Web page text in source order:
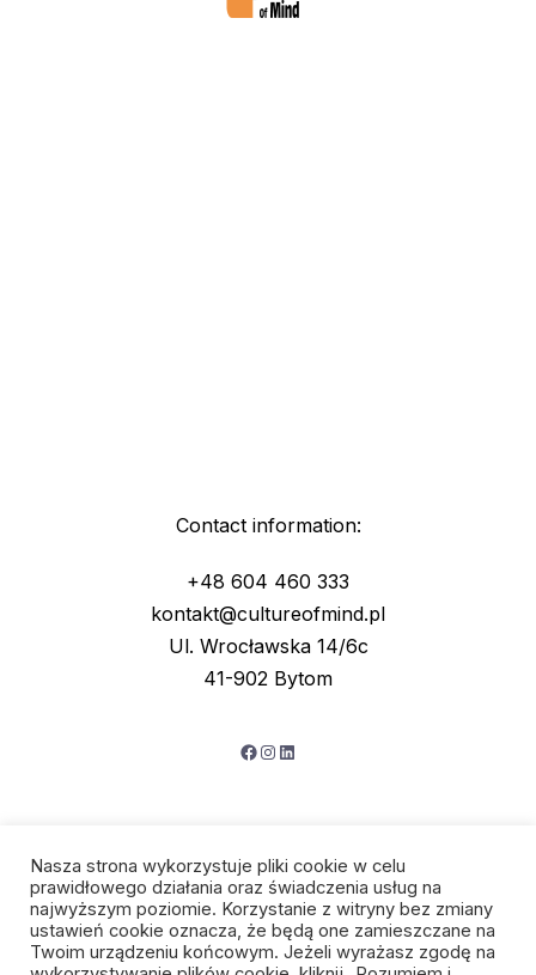
Contact information:
+48 604 460 333
kontakt@cultureofmind.pl
Ul. Wrocławska 14/6c
41-902 Bytom
Facebook
Instagram
LinkedIn
Nasza strona wykorzystuje pliki cookie w celu
prawidłowego działania oraz świadczenia usług na
najwyższym poziomie. Korzystanie z witryny bez zmiany
ustawień cookie oznacza, że będą one zamieszczane na
Twoim urządzeniu końcowym. Jeżeli wyrażasz zgodę na